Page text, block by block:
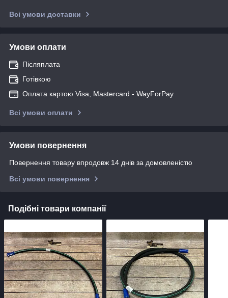
Всі умови доставки
Умови оплати
Післяплата
Готівкою
Оплата картою Visa, Mastercard - WayForPay
Всі умови оплати
Умови повернення
Повернення товару впродовж 14 днів за домовленістю
Всі умови повернення
Подібні товари компанії